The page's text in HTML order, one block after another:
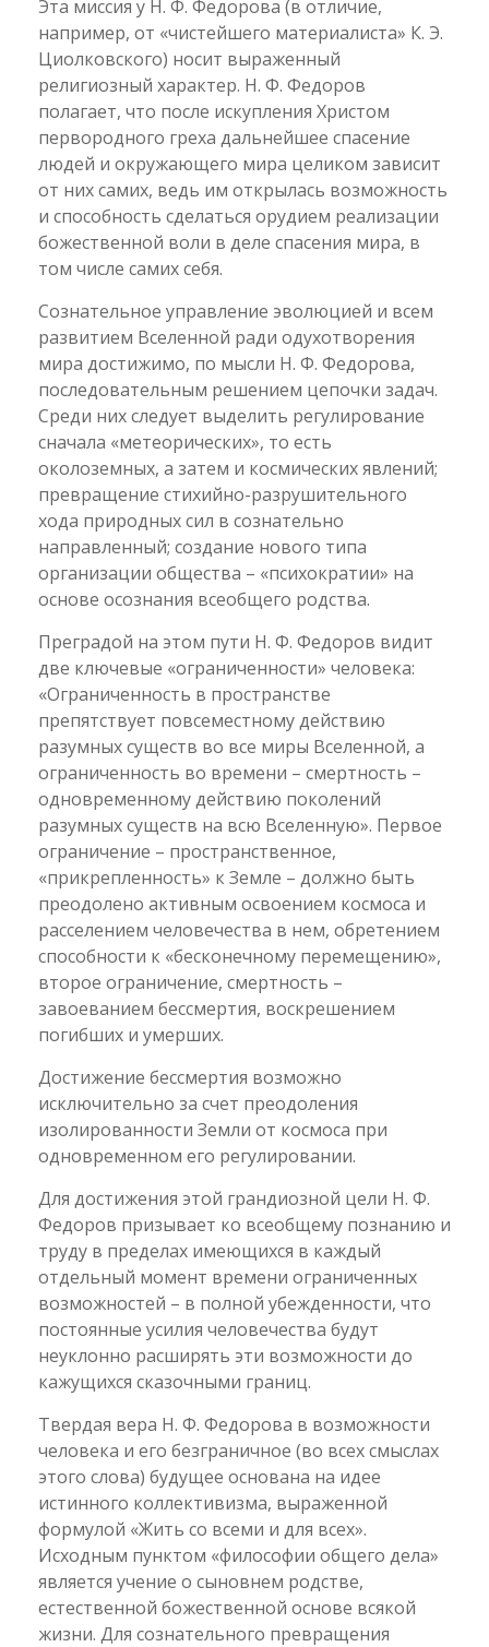
Эта миссия у Н. Ф. Федорова (в отличие,
например, от «чистейшего материалиста» К. Э.
Циолковского) носит выраженный
религиозный характер. Н. Ф. Федоров
полагает, что после искупления Христом
первородного греха дальнейшее спасение
людей и окружающего мира целиком зависит
от них самих, ведь им открылась возможность
и способность сделаться орудием реализации
божественной воли в деле спасения мира, в
том числе самих себя.
Сознательное управление эволюцией и всем
развитием Вселенной ради одухотворения
мира достижимо, по мысли Н. Ф. Федорова,
последовательным решением цепочки задач.
Среди них следует выделить регулирование
сначала «метеорических», то есть
околоземных, а затем и космических явлений;
превращение стихийно-разрушительного
хода природных сил в сознательно
направленный; создание нового типа
организации общества – «психократии» на
основе осознания всеобщего родства.
Преградой на этом пути Н. Ф. Федоров видит
две ключевые «ограниченности» человека:
«Ограниченность в пространстве
препятствует повсеместному действию
разумных существ во все миры Вселенной, а
ограниченность во времени – смертность –
одновременному действию поколений
разумных существ на всю Вселенную». Первое
ограничение – пространственное,
«прикрепленность» к Земле – должно быть
преодолено активным освоением космоса и
расселением человечества в нем, обретением
способности к «бесконечному перемещению»,
второе ограничение, смертность –
завоеванием бессмертия, воскрешением
погибших и умерших.
Достижение бессмертия возможно
исключительно за счет преодоления
изолированности Земли от космоса при
одновременном его регулировании.
Для достижения этой грандиозной цели Н. Ф.
Федоров призывает ко всеобщему познанию и
труду в пределах имеющихся в каждый
отдельный момент времени ограниченных
возможностей – в полной убежденности, что
постоянные усилия человечества будут
неуклонно расширять эти возможности до
кажущихся сказочными границ.
Твердая вера Н. Ф. Федорова в возможности
человека и его безграничное (во всех смыслах
этого слова) будущее основана на идее
истинного коллективизма, выраженной
формулой «Жить со всеми и для всех».
Исходным пунктом «философии общего дела»
является учение о сыновнем родстве,
естественной божественной основе всякой
жизни. Для сознательного превращения